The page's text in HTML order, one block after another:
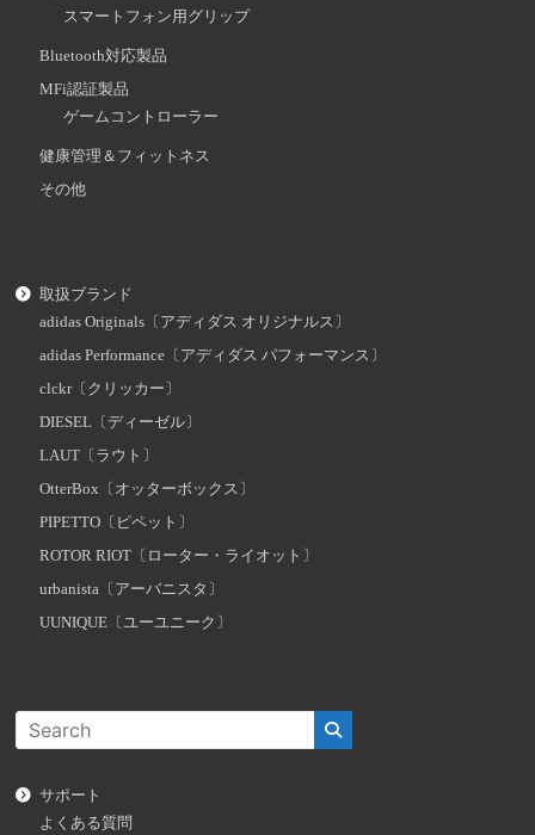
スマートフォン用グリップ
Bluetooth対応製品
MFi認証製品
ゲームコントローラー
健康管理＆フィットネス
その他
取扱ブランド
adidas Originals〔アディダス オリジナルス〕
adidas Performance〔アディダス パフォーマンス〕
clckr〔クリッカー〕
DIESEL〔ディーゼル〕
LAUT〔ラウト〕
OtterBox〔オッターボックス〕
PIPETTO〔ピペット〕
ROTOR RIOT〔ローター・ライオット〕
urbanista〔アーバニスタ〕
UUNIQUE〔ユーユニーク〕
サポート
よくある質問